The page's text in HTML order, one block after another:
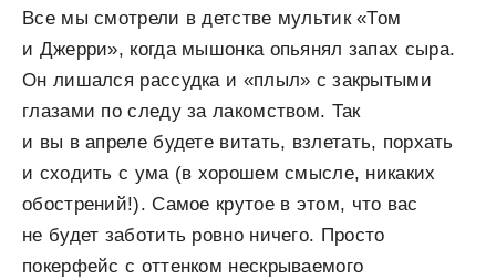
Все мы смотрели в детстве мультик «Том
и Джерри», когда мышонка опьянял запах сыра.
Он лишался рассудка и «плыл» с закрытыми
глазами по следу за лакомством. Так
и вы в апреле будете витать, взлетать, порхать
и сходить с ума (в хорошем смысле, никаких
обострений!). Самое крутое в этом, что вас
не будет заботить ровно ничего. Просто
покерфейс с оттенком нескрываемого